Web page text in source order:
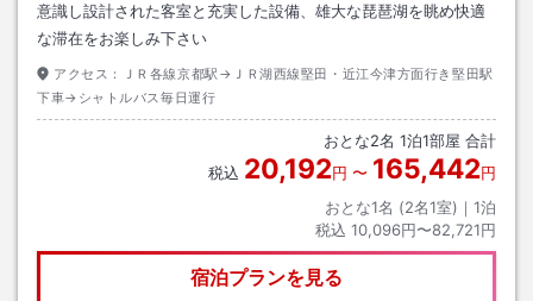
意識し設計された客室と充実した設備、雄大な琵琶湖を眺め快適
な滞在をお楽しみ下さい
アクセス：
ＪＲ各線京都駅→ＪＲ湖西線堅田・近江今津方面行き堅田駅
下車→シャトルバス毎日運行
おとな2名 1泊1部屋 合計
税込 20,192円 〜 165,442円
おとな1名 (2名1室)｜ 1泊
税込 10,096円〜82,721円
宿泊プランを見る